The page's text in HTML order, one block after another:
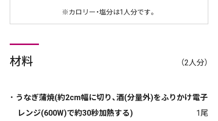
※カロリー・塩分は1人分です。
材料 （2人分）
うなぎ蒲焼(約2cm幅に切り、酒(分量外)をふりかけ電子
レンジ(600W)で約30秒加熱する)
1尾